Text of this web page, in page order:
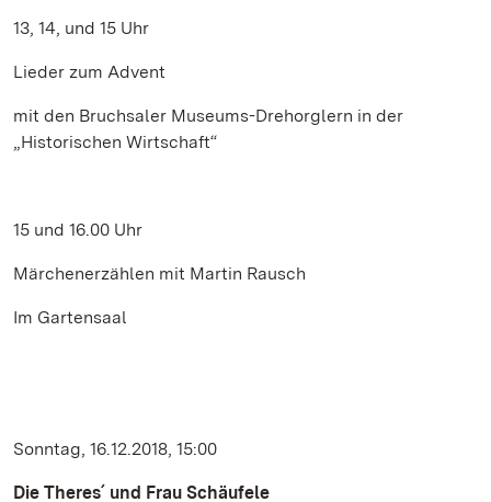
13, 14, und 15 Uhr
Lieder zum Advent
mit den Bruchsaler Museums-Drehorglern in der
„Historischen Wirtschaft“
15 und 16.00 Uhr
Märchenerzählen mit Martin Rausch
Im Gartensaal
Sonntag, 16.12.2018, 15:00
Die Theres´ und Frau Schäufele